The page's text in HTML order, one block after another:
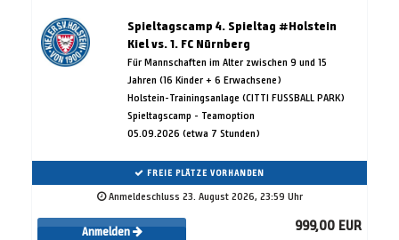
Spieltagscamp 4. Spieltag #Holstein
Kiel vs. 1. FC Nürnberg
Für Mannschaften im Alter zwischen 9 und 15
Jahren (16 Kinder + 6 Erwachsene)
Holstein-Trainingsanlage (CITTI FUSSBALL PARK)
Spieltagscamp - Teamoption
05.09.2026 (etwa 7 Stunden)
FREIE PLÄTZE VORHANDEN
Anmeldeschluss 23. August 2026, 23:59 Uhr
Anmelden 999,00 EUR